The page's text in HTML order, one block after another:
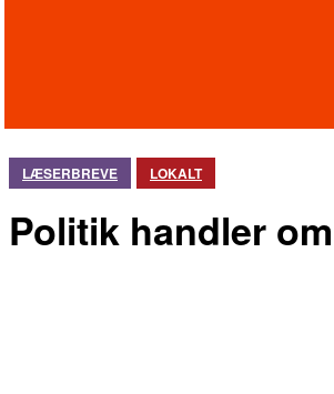
LÆSERBREVE LOKALT
Politik handler